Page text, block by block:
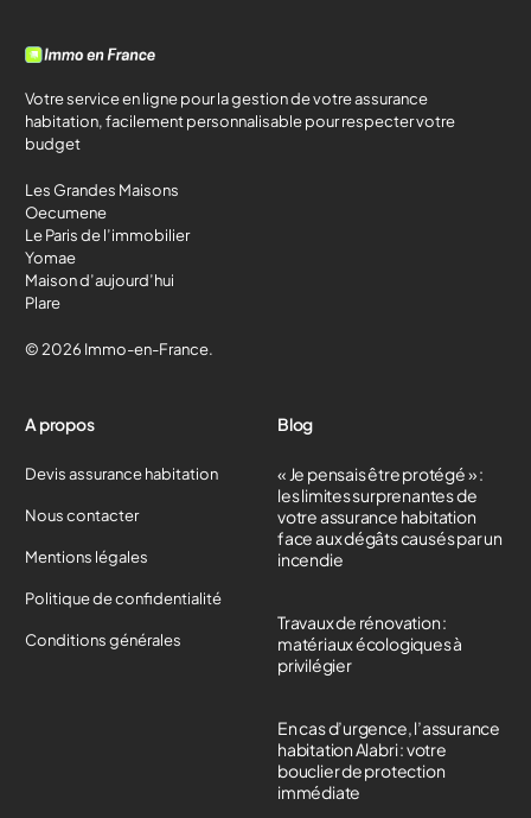
Votre service en ligne pour la gestion de votre assurance
habitation, facilement personnalisable pour respecter votre
budget
Les Grandes Maisons
Oecumene
Le Paris de l’immobilier
Yomae
Maison d’aujourd’hui
Plare
© 2026 Immo-en-France.
A propos
Devis assurance habitation
Nous contacter
Mentions légales
Politique de confidentialité
Conditions générales
Blog
« Je pensais être protégé » :
les limites surprenantes de
votre assurance habitation
face aux dégâts causés par un
incendie
Travaux de rénovation :
matériaux écologiques à
privilégier
En cas d’urgence, l’assurance
habitation Alabri : votre
bouclier de protection
immédiate